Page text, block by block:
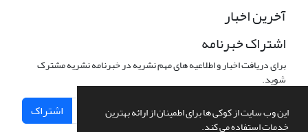
این وب سایت از کوکی ها برای اطمینان از ارائه بهترین
خدمات استفاده می کند.
آخرین اخبار
اشتراک خبرنامه
برای دریافت اخبار و اطلاعیه های مهم نشریه در خبرنامه نشریه مشترک
شوید.
اشتراک